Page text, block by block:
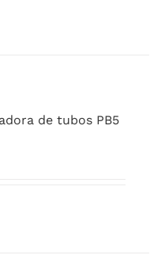
de tubos PB5